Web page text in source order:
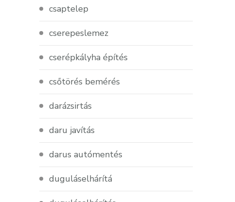
csaptelep
cserepeslemez
cserépkályha építés
csőtörés bemérés
darázsirtás
daru javítás
darus autómentés
duguláselhárítá